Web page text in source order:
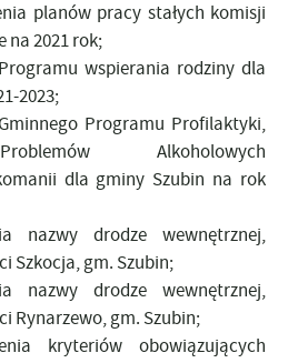
planów pracy stałych komisji
na 2021 rok;
wspierania rodziny dla
2023;
Programu Profilaktyki,
Alkoholowych
dla gminy Szubin na rok
nazwy drodze wewnętrznej,
Szkocja, gm. Szubin;
nazwy drodze wewnętrznej,
Rynarzewo, gm. Szubin;
kryteriów obowiązujących